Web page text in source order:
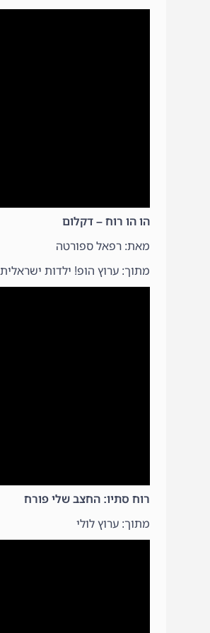
הו הו רוח – דקלום
מאת: רפאל ספורטה
מתוך: ערוץ הופ! ילדות ישראלית
רוח סתיו: החצב שלי פורח
מתוך: ערוץ לולי